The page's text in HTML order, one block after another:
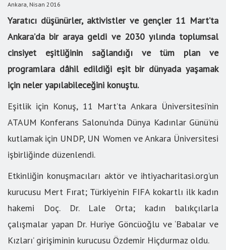
Ankara, Nisan 2016
Yaratıcı düşünürler, aktivistler ve gençler 11 Mart’ta
Ankara’da bir araya geldi ve 2030 yılında toplumsal
cinsiyet eşitliğinin sağlandığı ve tüm plan ve
programlara dâhil edildiği eşit bir dünyada yaşamak
için neler yapılabileceğini konuştu.
Eşitlik için Konuş, 11 Mart’ta Ankara Üniversitesi’nin
ATAUM Konferans Salonu’nda Dünya Kadınlar Günü’nü
kutlamak için UNDP, UN Women ve Ankara Üniversitesi
işbirliğinde düzenlendi.
Etkinliğin konuşmacıları aktör ve ihtiyacharitasi.org’un
kurucusu Mert Fırat; Türkiye’nin FIFA kokartlı ilk kadın
hakemi Doç. Dr. Lale Orta; kadın balıkçılarla
çalışmalar yapan Dr. Huriye Göncüoğlu ve ‘Babalar ve
Kızları’ girişiminin kurucusu Özdemir Hiçdurmaz oldu.